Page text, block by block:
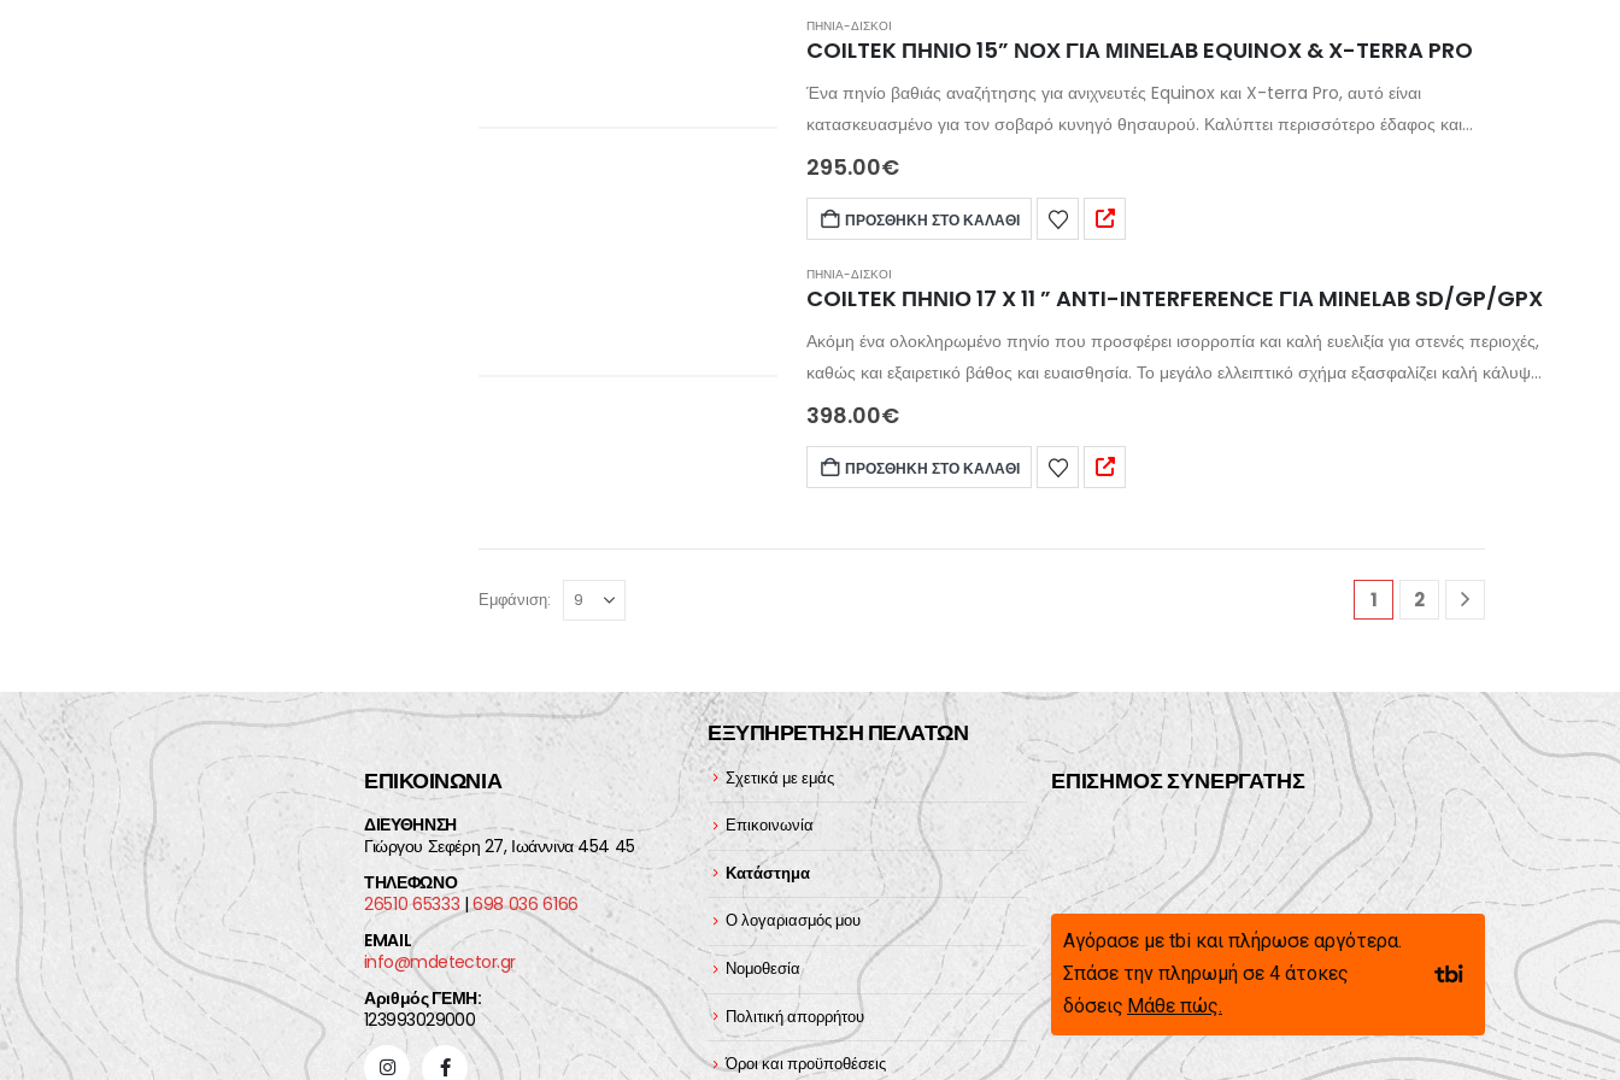
ΠΗΝΙΑ-ΔΙΣΚΟΙ
COILTEK ΠΗΝΙΟ 15” ΝΟΧ ΓΙΑ ΜΙΝΕLAB EQUINOX & X-TERRA PRO
Ένα πηνίο βαθιάς αναζήτησης για ανιχνευτές Equinox και X-terra Pro, αυτό είναι
κατασκευασμένο για τον σοβαρό κυνηγό θησαυρού. Καλύπτει περισσότερο έδαφος και
εντοπίζει στόχους που άλλα πηνία δεν μπορούν. Συμβατό με το Minelab Equinox 600,
295.00€
ΠΡΟΣΘΉΚΗ ΣΤΟ ΚΑΛΆΘΙ
ΠΗΝΙΑ-ΔΙΣΚΟΙ
COILTEK ΠΗΝΙΟ 17 X 11 ” ANTI-INTERFERENCE ΓΙΑ MINELAB SD/GP/GPX
Ακόμη ένα ολοκληρωμένο πηνίο που προσφέρει ισορροπία και καλή ευελιξία για στενές περιοχές,
καθώς και εξαιρετικό βάθος και ευαισθησία. Το μεγάλο ελλειπτικό σχήμα εξασφαλίζει καλή κάλυψη
εδάφους και καθιστά εύκολη την επισήμανση των στόχων με ακριβή εντοπισμό Συμβατό με
398.00€
ΠΡΟΣΘΉΚΗ ΣΤΟ ΚΑΛΆΘΙ
Εμφάνιση: 1 2
ΕΠΙΚΟΙΝΩΝΙΑ
ΔΙΕΥΘΗΝΣΗ
Γιώργου Σεφέρη 27, Ιωάννινα 454 45
ΤΗΛΕΦΩΝΟ
26510 65333 |698 036 6166
EMAIL
info@mdetector.gr
Αριθμός ΓΕΜΗ:
123993029000
ΕΞΥΠΗΡΕΤΗΣΗ ΠΕΛΑΤΩΝ
Σχετικά με εμάς
Επικοινωνία
Κατάστημα
Ο λογαριασμός μου
Νομοθεσία
Πολιτική απορρήτου
Όροι και προϋποθέσεις
ΕΠΙΣΗΜΟΣ ΣΥΝΕΡΓΑΤΗΣ
Αγόρασε με tbi και πλήρωσε αργότερα.
Σπάσε την πληρωμή σε 4 άτοκες
δόσεις Μάθε πώς.